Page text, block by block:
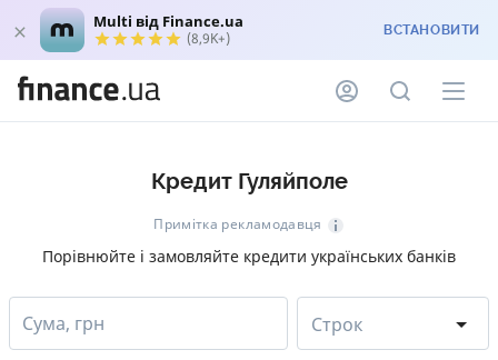
Multi від Finance.ua
(8,9K+) ВСТАНОВИТИ
Кредит Гуляйполе
Примітка рекламодавця
Порівнюйте і замовляйте кредити українських банків
Сума, грн Строк